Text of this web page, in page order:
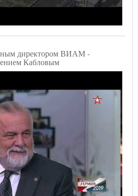
директором ВИАМ -
Кабловым